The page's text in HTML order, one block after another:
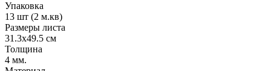
Упаковка
13 шт (2 м.кв)
Размеры листа
31.3х49.5 см
Толщина
4 мм.